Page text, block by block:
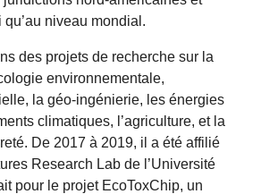
niveau mondial.
des projets de recherche sur la
environnementale,
la géo-ingénierie, les énergies
climatiques, l’agriculture, et la
De 2017 à 2019, il a été affilié
Research Lab de l’Université
pour le projet EcoToxChip, un